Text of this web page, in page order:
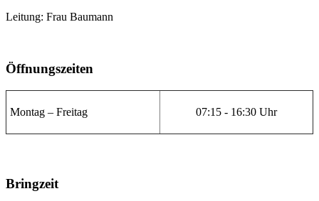
Leitung: Frau Baumann
Öffnungszeiten
Montag – Freitag 07:15 - 16:30 Uhr
Bringzeit